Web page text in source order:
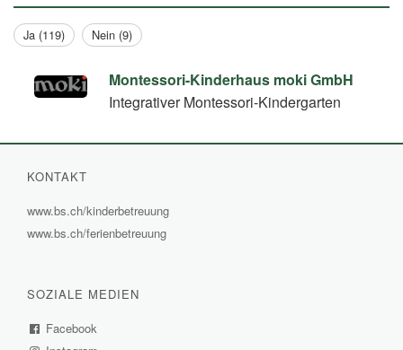
Montessori-Kinderhaus moki GmbH
Integrativer Montessori-Kindergarten
Ja (119) Nein (9)
KONTAKT
www.bs.ch/kinderbetreuung
www.bs.ch/ferienbetreuung
SOZIALE MEDIEN
Facebook